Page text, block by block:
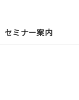
セミナー案内